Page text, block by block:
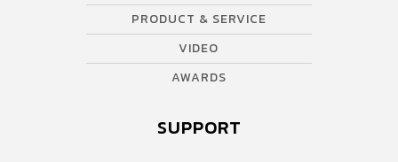
PRODUCT & SERVICE
VIDEO
AWARDS
SUPPORT